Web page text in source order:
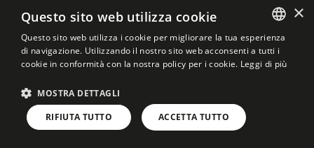
DETTAGLI
ITALIAN
×
Questo sito web utilizza cookie
Questo sito web utilizza i cookie per migliorare la tua esperienza
di navigazione. Utilizzando il nostro sito web acconsenti a tutti i
cookie in conformità con la nostra policy per i cookie. Leggi di più
ACCETTA TUTTO
RIFIUTA TUTTO
MOSTRA DETTAGLI